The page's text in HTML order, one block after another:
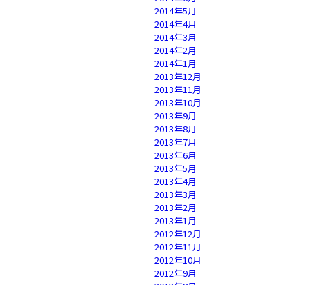
2014年5月
2014年4月
2014年3月
2014年2月
2014年1月
2013年12月
2013年11月
2013年10月
2013年9月
2013年8月
2013年7月
2013年6月
2013年5月
2013年4月
2013年3月
2013年2月
2013年1月
2012年12月
2012年11月
2012年10月
2012年9月